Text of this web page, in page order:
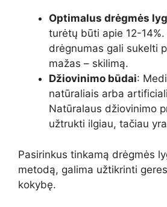
Optimalus drėgmės
turėtų būti apie 12-
drėgnumas gali sukelti
mažas – skilimą.
Džiovinimo būdai:
natūraliais arba
Natūralaus džiovinimo
užtrukti ilgiau, tačiau
Pasirinkus tinkamą drėgmės
metodą, galima užtikrinti
kokybę.